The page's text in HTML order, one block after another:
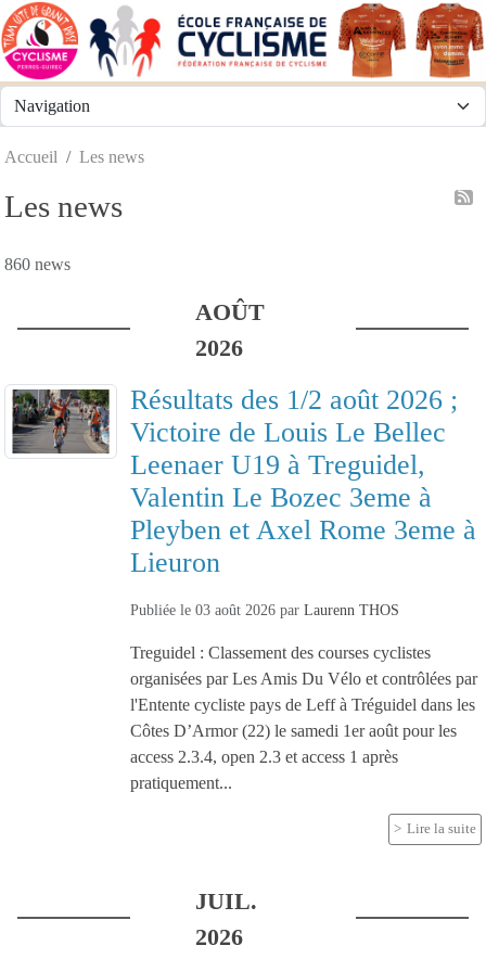
Accueil Les news
Les news
860 news
AOÛT
2026
Résultats des 1/2 août 2026 ;
Victoire de Louis Le Bellec
Leenaer U19 à Treguidel,
Valentin Le Bozec 3eme à
Pleyben et Axel Rome 3eme à
Lieuron
Publiée le 03 août 2026 par Laurenn THOS
Treguidel : Classement des courses cyclistes
organisées par Les Amis Du Vélo et contrôlées par
l'Entente cycliste pays de Leff à Tréguidel dans les
Côtes D’Armor (22) le samedi 1er août pour les
access 2.3.4, open 2.3 et access 1 après
pratiquement...
Lire la suite
JUIL.
2026
Panneau de gestion des cookies